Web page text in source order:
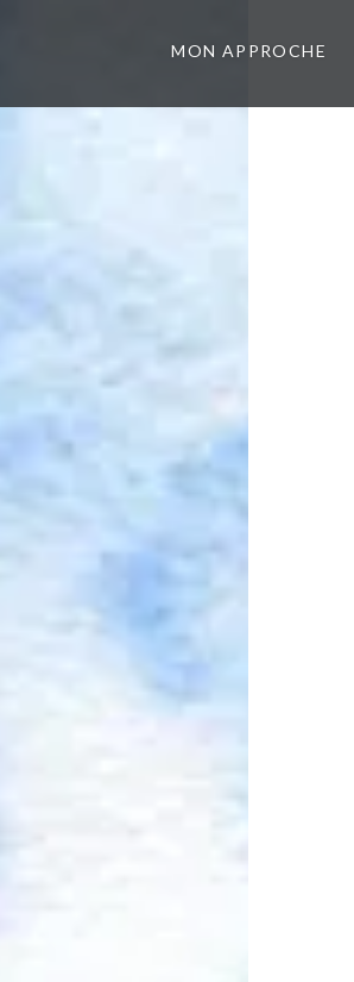
MON APPROCHE